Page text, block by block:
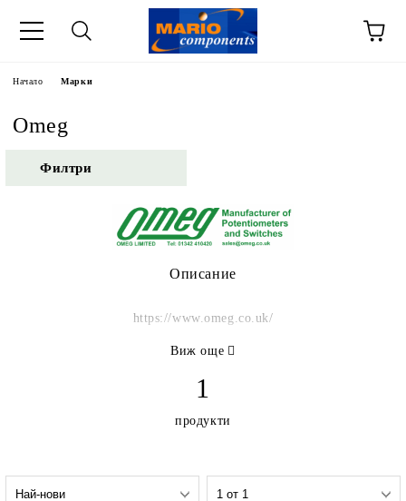
Начало Марки
Omeg
Филтри
Описание
https://www.omeg.co.uk/
Виж още
1
продукти